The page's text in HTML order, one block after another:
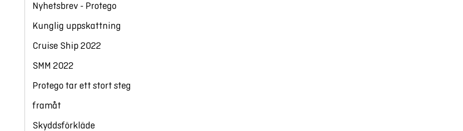
Nyhetsbrev - Protego
Kunglig uppskattning
Cruise Ship 2022
SMM 2022
Protego tar ett stort steg
framåt
Skyddsförkläde